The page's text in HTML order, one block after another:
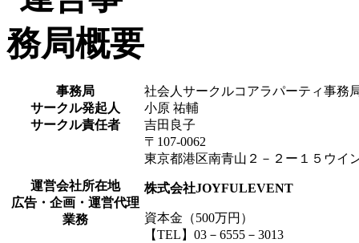
事務局
社会人サークルコアラパーティ事務
サークル発起人
小原 祐輔
サークル責任者
吉田良子
運営会社所在地
広告・企画・運営代理
業務
〒107-0062
東京都港区南青山２－２ー１５ウイ
株式会社JOYFULEVENT
資本金（500万円）
【TEL】03－6555－3013